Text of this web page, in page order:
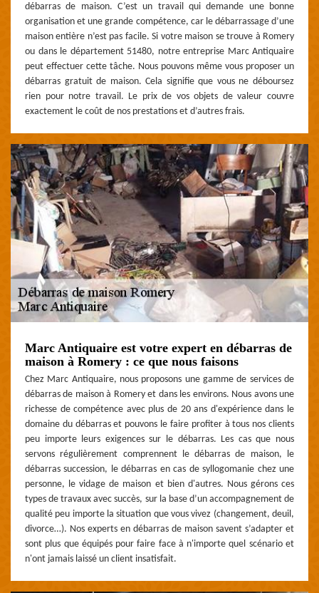
débarras de maison. C’est un travail qui demande une bonne
organisation et une grande compétence, car le débarrassage d’une
maison entière n’est pas facile. Si votre maison se trouve à Romery
ou dans le département 51480, notre entreprise Marc Antiquaire
peut effectuer cette tâche. Nous pouvons même vous proposer un
débarras gratuit de maison. Cela signifie que vous ne déboursez
rien pour notre travail. Le prix de vos objets de valeur couvre
exactement le coût de nos prestations et d’autres frais.
Marc Antiquaire est votre expert en débarras de
maison à Romery : ce que nous faisons
Chez Marc Antiquaire, nous proposons une gamme de services de
débarras de maison à Romery et dans les environs. Nous avons une
richesse de compétence avec plus de 20 ans d'expérience dans le
domaine du débarras et pouvons le faire profiter à tous nos clients
peu importe leurs exigences sur le débarras. Les cas que nous
servons régulièrement comprennent le débarras de maison, le
débarras succession, le débarras en cas de syllogomanie chez une
personne, le vidage de maison et bien d'autres. Nous gérons ces
types de travaux avec succès, sur la base d’un accompagnement de
qualité peu importe la situation que vous vivez (changement, deuil,
divorce…). Nos experts en débarras de maison savent s’adapter et
sont plus que équipés pour faire face à n'importe quel scénario et
n'ont jamais laissé un client insatisfait.